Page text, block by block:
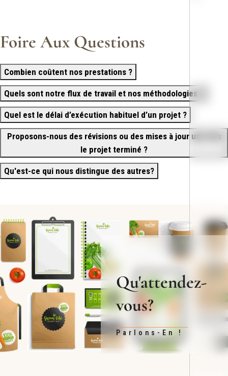
Foire Aux Questions
Combien coûtent nos prestations ?
Quels sont notre flux de travail et nos méthodologies ?
Quel est le délai d’exécution habituel d’un projet ?
Proposons-nous des révisions ou des mises à jour une fois
le projet terminé ?
Qu'est-ce qui nous distingue des autres?
Qu'attendez-
vous?
Parlons-En !